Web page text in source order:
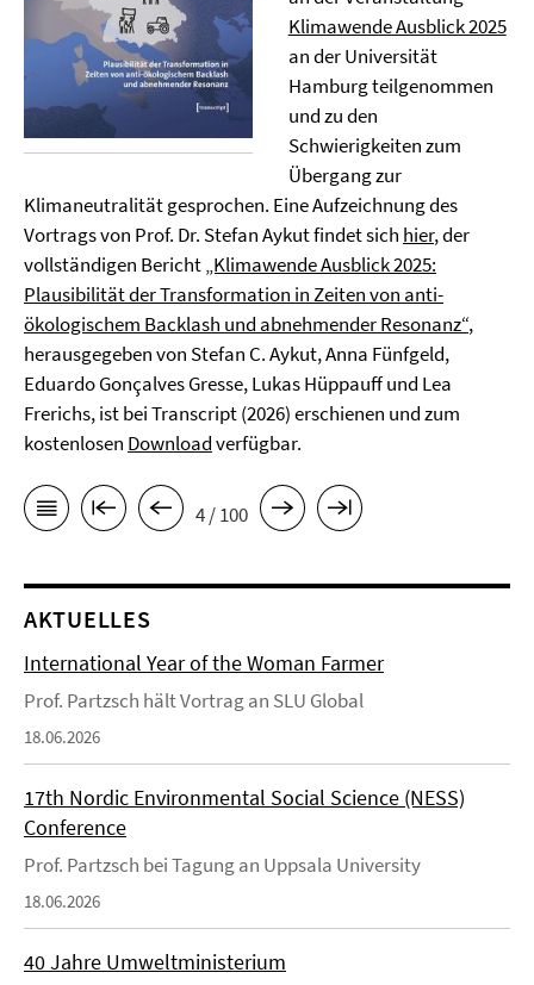
Klimawende Ausblick 2025
an der Universität
Hamburg teilgenommen
und zu den
Schwierigkeiten zum
Übergang zur
Klimaneutralität gesprochen. Eine Aufzeichnung des
Vortrags von Prof. Dr. Stefan Aykut findet sich hier, der
vollständigen Bericht„Klimawende Ausblick 2025:
Plausibilität der Transformation in Zeiten von anti-
ökologischem Backlash und abnehmender Resonanz“,
herausgegeben von Stefan C. Aykut, Anna Fünfgeld,
Eduardo Gonçalves Gresse, Lukas Hüppauff und Lea
Frerichs, ist bei Transcript (2026) erschienen und zum
kostenlosen Downloadverfügbar.
4 / 100
AKTUELLES
International Year of the Woman Farmer
Prof. Partzsch hält Vortrag an SLU Global
18.06.2026
17th Nordic Environmental Social Science (NESS)
Conference
Prof. Partzsch bei Tagung an Uppsala University
18.06.2026
40 Jahre Umweltministerium